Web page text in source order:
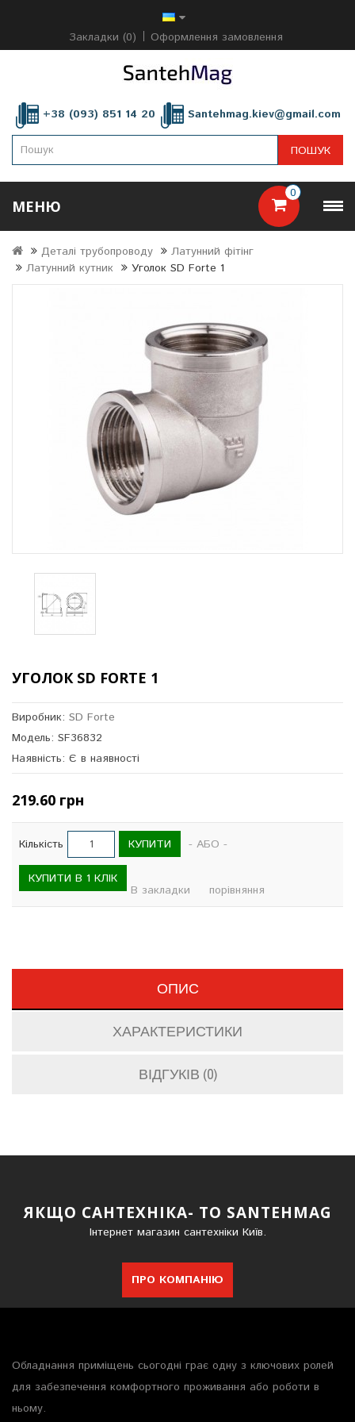
Закладки (0) Оформлення замовлення
+38 (093) 851 14 20 Santehmag.kiev@gmail.com
0
ПОШУК
МЕНЮ
Деталі трубопроводу
Латунний фітінг
Латунний кутник
Уголок SD Forte 1
УГОЛОК SD FORTE 1
Виробник: SD Forte
Модель: SF36832
Наявність: Є в наявності
219.60 грн
Кількість КУПИТИ - АБО -
КУПИТИ В 1 КЛІК
В закладки порівняння
ОПИС
ХАРАКТЕРИСТИКИ
ВІДГУКІВ (0)
ЯКЩО САНТЕХНІКА- ТО SANTEHMAG
Інтернет магазин сантехніки Київ.
ПРО КОМПАНІЮ
Обладнання приміщень сьогодні грає одну з ключових ролей
для забезпечення комфортного проживання або роботи в
ньому.